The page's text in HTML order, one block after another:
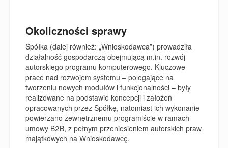
Okoliczności sprawy
Spółka (dalej również: „Wnioskodawca”) prowadziła
działalność gospodarczą obejmującą m.in. rozwój
autorskiego programu komputerowego. Kluczowe
prace nad rozwojem systemu – polegające na
tworzeniu nowych modułów i funkcjonalności – były
realizowane na podstawie koncepcji i założeń
opracowanych przez Spółkę, natomiast ich wykonanie
powierzano zewnętrznemu programiście w ramach
umowy B2B, z pełnym przeniesieniem autorskich praw
majątkowych na Wnioskodawcę.